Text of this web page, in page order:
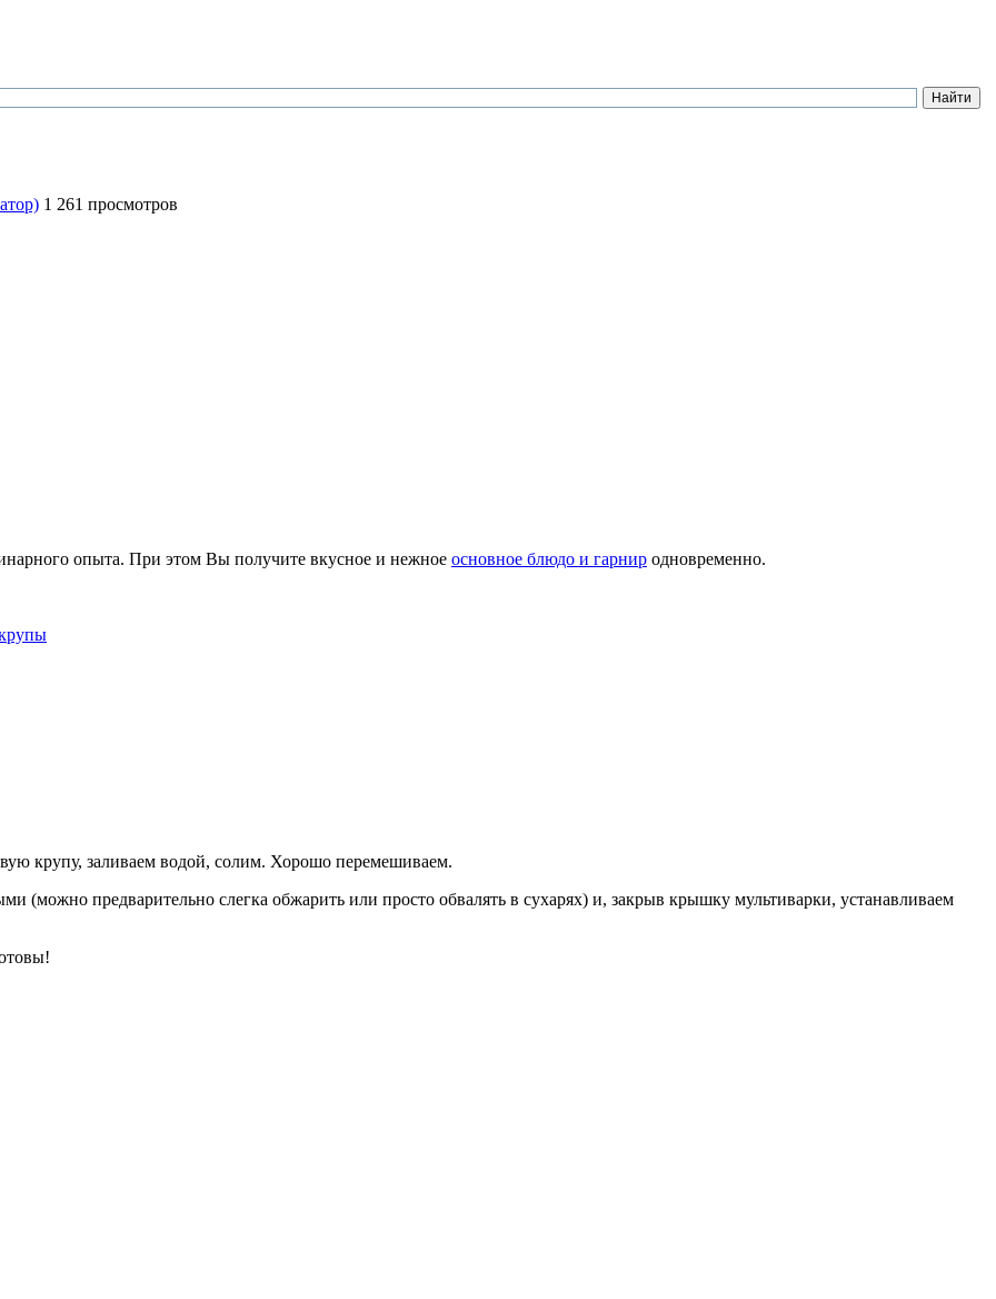
1 261 просмотров
опыта. При этом Вы получите вкусное и нежное основное блюдо и гарнир одновременно.
крупу, заливаем водой, солим. Хорошо перемешиваем.
(можно предварительно слегка обжарить или просто обвалять в сухарях) и, закрыв крышку мультиварки, устанавливаем